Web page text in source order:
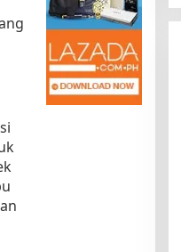
Kepiting di Jambi
Travel